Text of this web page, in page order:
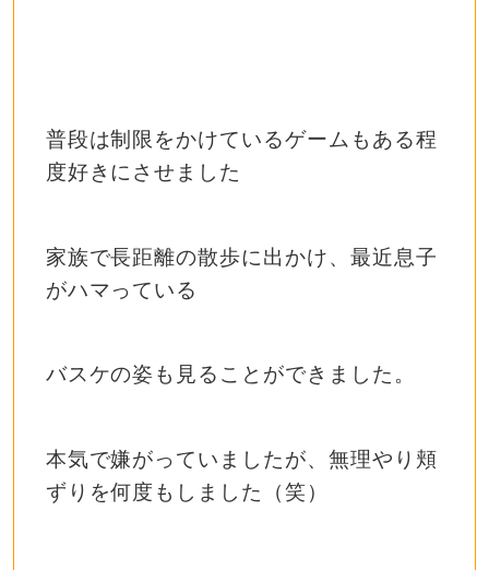
普段は制限をかけているゲームもある程
度好きにさせました
家族で長距離の散歩に出かけ、最近息子
がハマっている
バスケの姿も見ることができました。
本気で嫌がっていましたが、無理やり頬
ずりを何度もしました（笑）